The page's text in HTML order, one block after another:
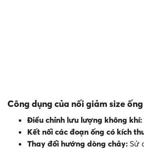
Công dụng của nối giảm size
Điều chỉnh lưu lượng không khí:
Kết nối các đoạn ống có kích
Thay đổi hướng dòng chảy: Sử